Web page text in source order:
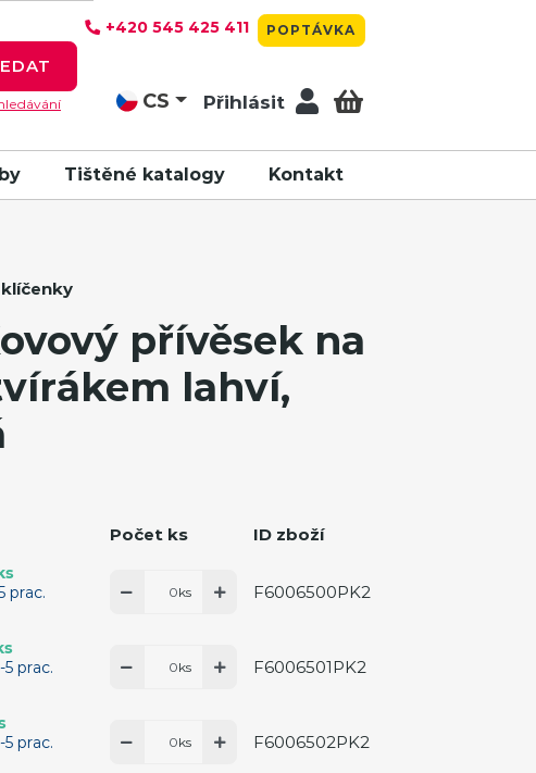
+420 545 425 411 POPTÁVKA
CS Přihlásit
Tištěné katalogy Kontakt
přívěsek na
lahví,
Počet ks ID zboží
prac.
ks F6006500PK2
prac.
ks F6006501PK2
prac.
ks F6006502PK2